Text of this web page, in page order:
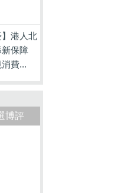
】港人北
新保障
費...
博評